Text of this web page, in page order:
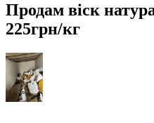
Продам віск
225грн/кг